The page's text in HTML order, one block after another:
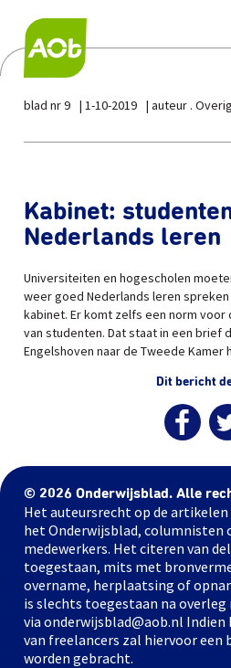
blad nr 9 1-10-2019 auteur .
Kabinet:
Nederlands leren
Universiteiten en hogescholen
weer goed Nederlands leren
kabinet. Er komt zelfs een norm voor
van studenten. Dat staat in een brief
Engelshoven naar de Tweede Kamer
Dit bericht
© 2026 Onderwijsblad. Alle
Het auteursrecht op de
het Onderwijsblad, columnisten
medewerkers. Het citeren van
toegestaan, mits met
overname, herplaatsing of
is slechts toegestaan na
via onderwijsblad@aob.nl
van freelancers zal hiervoor een
worden gebracht.